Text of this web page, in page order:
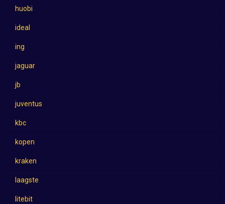
huobi
ideal
ing
jaguar
jb
juventus
kbc
kopen
kraken
laagste
litebit